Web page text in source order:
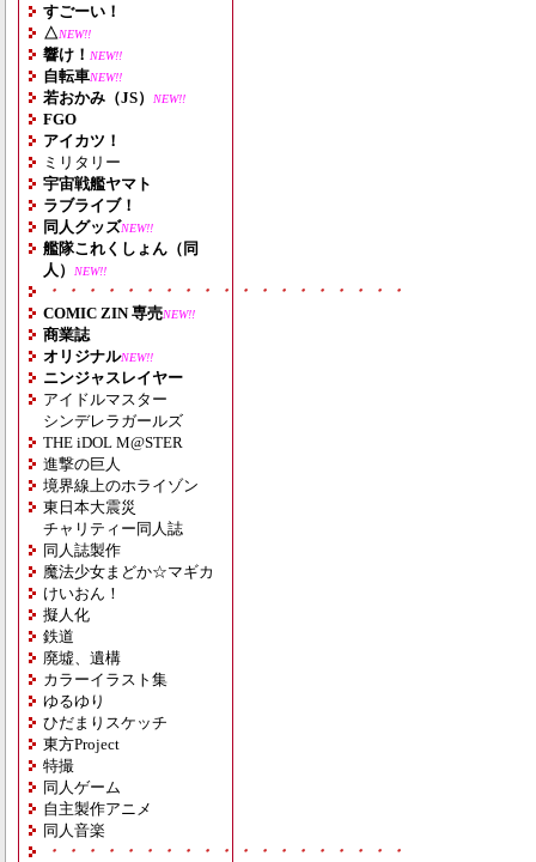
すごーい！
△NEW!!
響け！ NEW!!
自転車NEW!!
若おかみ（JS） NEW!!
FGO
アイカツ！
ミリタリー
宇宙戦艦ヤマト
ラブライブ！
同人グッズNEW!!
艦隊これくしょん（同
人）
NEW!!
・・・・・・・・・・・・・・・・・・・
COMIC ZIN 専売NEW!!
商業誌
オリジナルNEW!!
ニンジャスレイヤー
アイドルマスター
シンデレラガールズ
THE iDOL M@STER
進撃の巨人
境界線上のホライゾン
東日本大震災
チャリティー同人誌
同人誌製作
魔法少女まどか☆マギカ
けいおん！
擬人化
鉄道
廃墟、遺構
カラーイラスト集
ゆるゆり
ひだまりスケッチ
東方Project
特撮
同人ゲーム
自主製作アニメ
同人音楽
・・・・・・・・・・・・・・・・・・・